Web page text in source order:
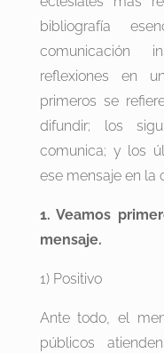
bibliografía
comunicación
reflexiones en
primeros se
difundir; los
comunica; y los
ese mensaje en la
1. Veamos
mensaje.
1) Positivo
Ante todo, el
públicos